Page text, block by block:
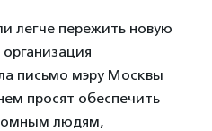
легче пережить новую
письмо мэру Москвы
просят обеспечить
людям,